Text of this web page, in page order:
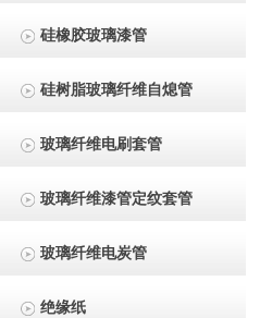
硅橡胶玻璃漆管
硅树脂玻璃纤维自熄管
玻璃纤维电刷套管
玻璃纤维漆管定纹套管
玻璃纤维电炭管
绝缘纸